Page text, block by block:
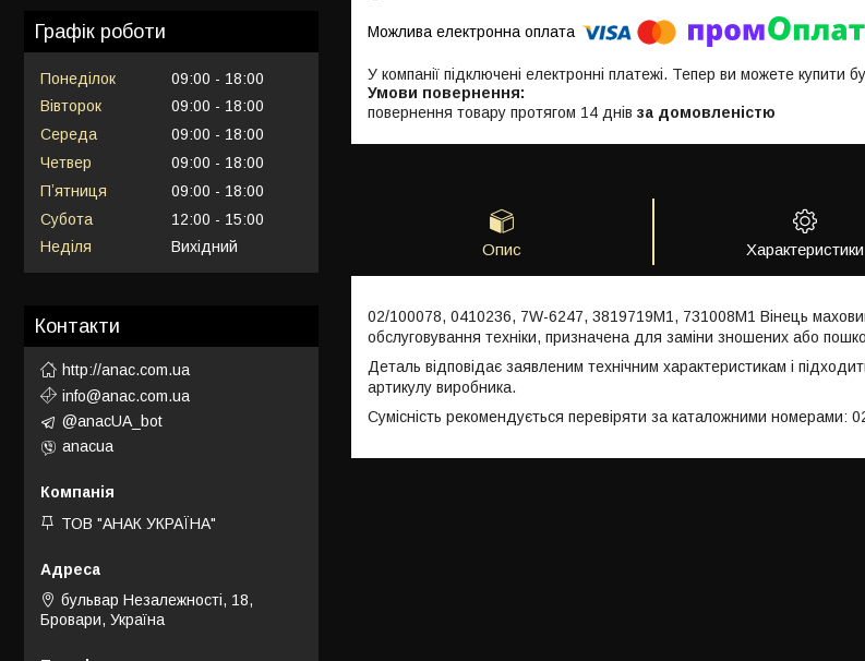
У компанії підключені електронні платежі. Тепер ви можете купити
повернення товару протягом 14 днів за домовленістю
Опис Характеристики
02/100078, 0410236, 7W-6247, 3819719M1, 731008M1 Вінець
обслуговування техніки, призначена для заміни зношених або
Деталь відповідає заявленим технічним характеристикам і
артикулу виробника.
Сумісність рекомендується перевіряти за каталожними
Графік роботи
Понеділок 09:00
18:00
Вівторок
09:00
18:00
Середа
09:00
18:00
Четвер
09:00
18:00
Пʼятниця
09:00
18:00
Субота
12:00
15:00
Неділя
Вихідний
Контакти
http://anac.com.ua
info@anac.com.ua
@anacUA_bot
anacua
ТОВ "АНАК УКРАЇНА"
бульвар Незалежності, 18,
Бровари, Україна